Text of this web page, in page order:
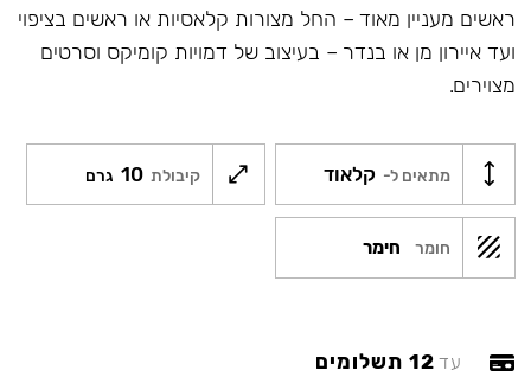
ראשים מעניין מאוד – החל מצורות קלאסיות או ראשים בציפוי
ועד איירון מן או בנדר – בעיצוב של דמויות קומיקס וסרטים
מצוירים.
מתאים ל- קלאוד קיבולת 10 גרם
חומר חימר
עד 12 תשלומים